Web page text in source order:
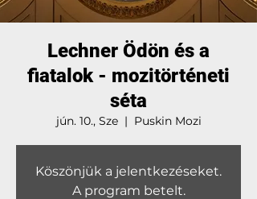
Lechner Ödön és a
fiatalok - mozitörténeti
séta
jún. 10., Sze
  |
Puskin Mozi
Köszönjük a jelentkezéseket.
A program betelt.